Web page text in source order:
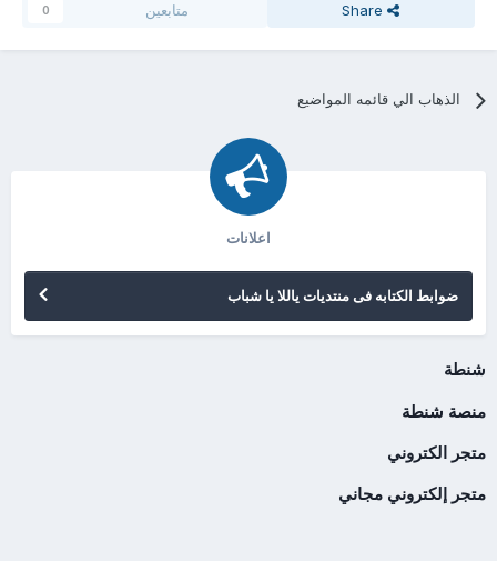
Share متابعين 0
الذهاب الي قائمه المواضيع
اعلانات
ضوابط الكتابه فى منتديات ياللا يا شباب
شنطة
منصة شنطة
متجر الكتروني
متجر إلكتروني مجاني